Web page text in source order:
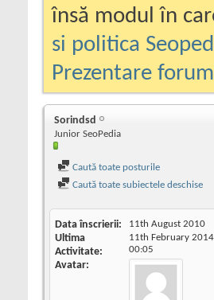
însă modul în
si politica
Prezentare
Sorindsd
Junior SeoPedia
Caută toate posturile
Caută toate subiectele deschise
Data înscrierii 11th August 2010
Ultima
Activitate
11th February 2014
00:05
Avatar